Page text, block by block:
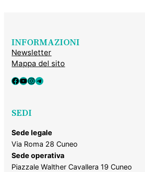
INFORMAZIONI
Newsletter
Mappa del sito
Facebook YouTube InstagramTelegram
SEDI
Sede legale
Via Roma 28 Cuneo
Sede operativa
Piazzale Walther Cavallera 19 Cuneo